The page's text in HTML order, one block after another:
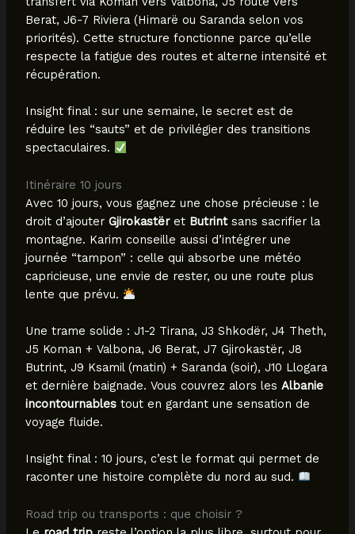
Berat, J6-7 Riviera (Himarë ou Saranda selon vos
priorités). Cette structure fonctionne parce qu’elle
respecte la fatigue des routes et alterne intensité et
récupération.
Insight final : sur une semaine, le secret est de
réduire les “sauts” et de privilégier des transitions
spectaculaires.
Itinéraire 10 jours
Avec 10 jours, vous gagnez une chose précieuse : le
droit d’ajouter Gjirokastëret Butrintsans sacrifier la
montagne. Karim conseille aussi d’intégrer une
journée “tampon” : celle qui absorbe une météo
capricieuse, une envie de rester, ou une route plus
lente que prévu.
Une trame solide : J1-2 Tirana, J3 Shkodër, J4 Theth,
J5 Koman + Valbona, J6 Berat, J7 Gjirokastër, J8
Butrint, J9 Ksamil (matin) + Saranda (soir), J10 Llogara
et dernière baignade. Vous couvrez alors les Albanie
incontournablestout en gardant une sensation de
voyage fluide.
Insight final : 10 jours, c’est le format qui permet de
raconter une histoire complète du nord au sud.
Road trip ou transports : que choisir ?